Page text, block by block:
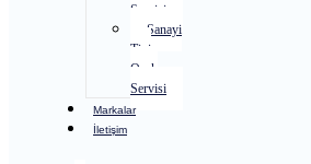
Servisi
Sanayi
Tipi
Ocak
Servisi
Markalar
İletişim